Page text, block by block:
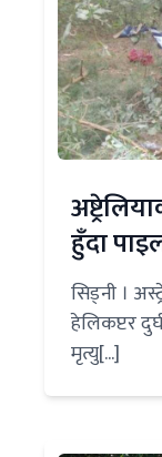
हुँदा
सिड्नी ।
हेलिकप्टर
मृत्यु[...]